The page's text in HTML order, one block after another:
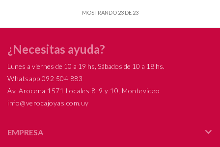
MOSTRANDO 23DE 23
¿Necesitas ayuda?
Lunes a viernes de 10 a 19 hs, Sábados de 10 a 18 hs.
Whatsapp 092 504 883
Av. Arocena 1571 Locales 8, 9 y 10, Montevideo
info@verocajoyas.com.uy
EMPRESA